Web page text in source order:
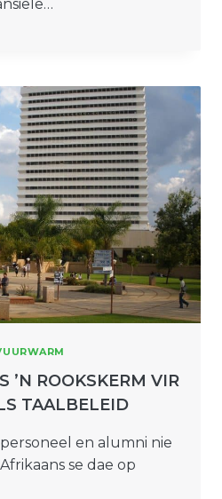
ROOKSKERM VIR ʼN
en alumni nie
se dae op